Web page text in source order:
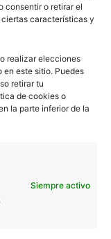
consentir o retirar el
características y
realizar elecciones
en este sitio. Puedes
retirar tu
de cookies o
la parte inferior de la
Siempre activo
bajo